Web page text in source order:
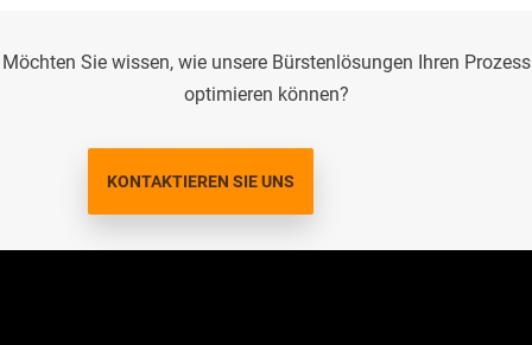
Möchten Sie wissen, wie unsere Bürstenlösungen Ihren Prozess
optimieren können?
KONTAKTIEREN SIE UNS